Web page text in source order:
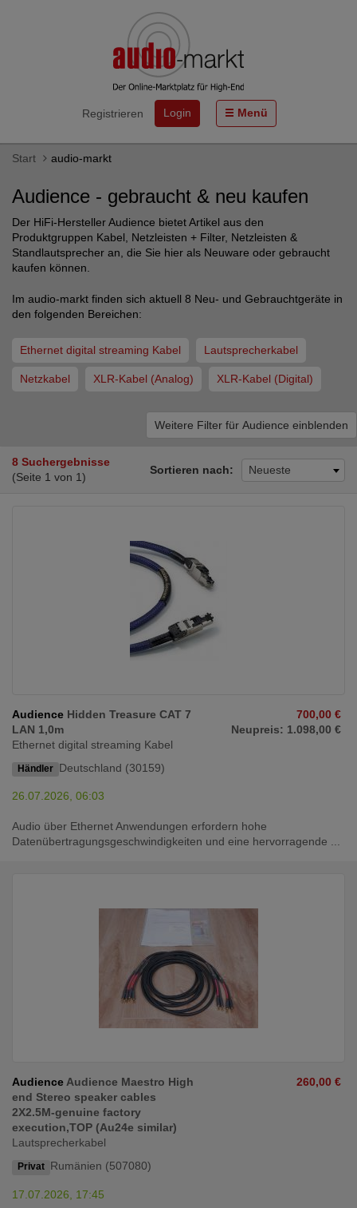
Registrieren Login Menü
Start audio-markt
Audience - gebraucht & neu kaufen
Der HiFi-Hersteller Audience bietet Artikel aus den
Produktgruppen Kabel, Netzleisten + Filter, Netzleisten &
Standlautsprecher an, die Sie hier als Neuware oder gebraucht
kaufen können.
Im audio-markt finden sich aktuell 8 Neu- und Gebrauchtgeräte in
den folgenden Bereichen:
Ethernet digital streaming Kabel Lautsprecherkabel
Netzkabel XLR-Kabel (Analog) XLR-Kabel (Digital)
Weitere Filter für Audience einblenden
8 Suchergebnisse
(Seite 1 von 1)
Sortieren nach: Neueste
Audience Hidden Treasure CAT 7
LAN 1,0m
Ethernet digital streaming Kabel
Händler Deutschland (30159)
700,00 €
Neupreis: 1.098,00 €
26.07.2026, 06:03
Audio über Ethernet Anwendungen erfordern hohe
Datenübertragungsgeschwindigkeiten und eine hervorragende ...
AudienceAudience Maestro High
end Stereo speaker cables
2X2.5M-genuine factory
execution,TOP (Au24e similar)
Lautsprecherkabel
Privat Rumänien (507080)
260,00 €
17.07.2026, 17:45